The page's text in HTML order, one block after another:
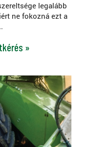
legalább
ne fokozná ezt a
»